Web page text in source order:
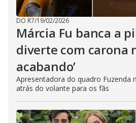
DO R7/19/02/2026
Márcia Fu banca a
diverte com carona
acabando’
Apresentadora do quadro Fuzenda
atrás do volante para os fãs